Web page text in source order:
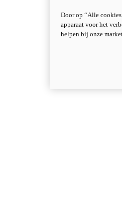
Door op “Alle
apparaat voor het
helpen bij onze